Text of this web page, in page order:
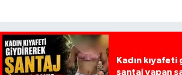
Kadın
şantaj yapan